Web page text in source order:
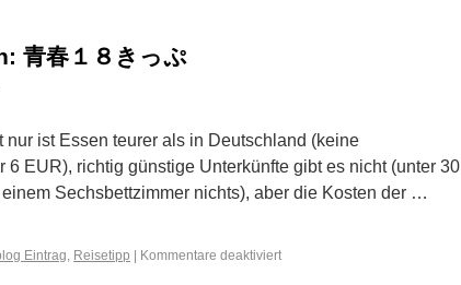
青春１８きっぷ
nur ist Essen teurer als in Deutschland (keine
6 EUR), richtig günstige Unterkünfte gibt es nicht (unter 30
Sechsbettzimmer nichts), aber die Kosten der …
Eintrag, Reisetipp Kommentare deaktiviert